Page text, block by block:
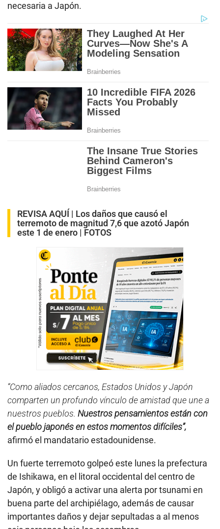
necesaria a Japón.
REVISA AQUÍ | Los daños que causó el
terremoto de magnitud 7,6 que azotó Japón
este 1 de enero | FOTOS
“Como aliados cercanos, Estados Unidos y Japón
comparten un profundo vínculo de amistad que une a
nuestros pueblos. Nuestros pensamientos están con
el pueblo japonés en estos momentos difíciles”,
afirmó el mandatario estadounidense.
Un fuerte terremoto golpeó este lunes la prefectura
de Ishikawa, en el litoral occidental del centro de
Japón, y obligó a activar una alerta por tsunami en
buena parte del archipiélago, además de causar
importantes daños y dejar sepultadas a al menos